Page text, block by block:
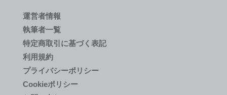
運営者情報
執筆者一覧
特定商取引に基づく表記
利用規約
プライバシーポリシー
Cookieポリシー